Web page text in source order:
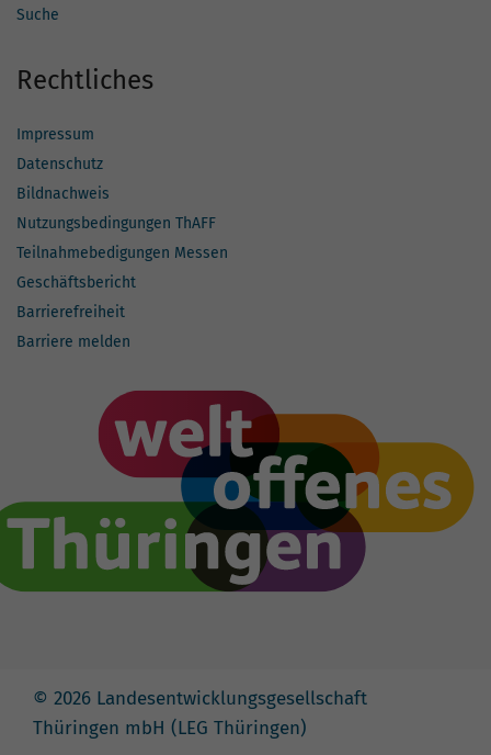
Suche
Rechtliches
Impressum
Datenschutz
Bildnachweis
Nutzungsbedingungen ThAFF
Teilnahmebedigungen Messen
Geschäftsbericht
Barrierefreiheit
Barriere melden
© 2026 Landesentwicklungsgesellschaft
Thüringen mbH (LEG Thüringen)